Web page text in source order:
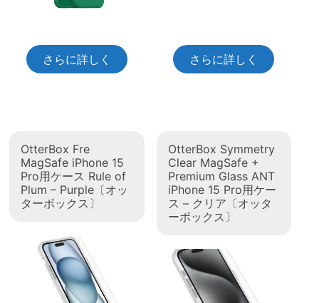
さらに詳しく さらに詳しく
OtterBox Fre
MagSafe iPhone 15
Pro用ケース Rule of
Plum – Purple〔オッ
ターボックス〕
OtterBox Symmetry
Clear MagSafe +
Premium Glass ANT
iPhone 15 Pro用ケー
ス – クリア〔オッタ
ーボックス〕